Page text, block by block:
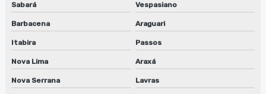
Fornecedor de sugador de refiles
Lavadora de anilox para flexografia
Lavadora automática de anilox
Lavadora automática de clichê
Sabará Vespasiano
Barbacena Araguari
Itabira Passos
Nova Lima Araxá
Nova Serrana Lavras